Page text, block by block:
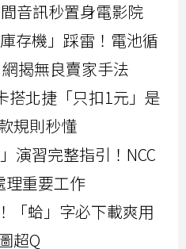
音訊秒置身電影院
存機」踩雷！電池循
揭無良賣家手法
搭北捷「只扣1元」是
規則秒懂
演習完整指引！NCC
理重要工作
「蛤」字必下載爽用
超Q